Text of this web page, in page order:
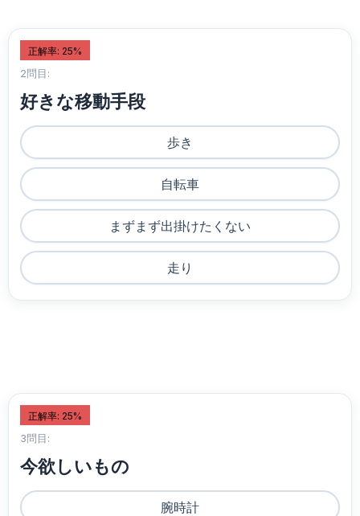
正解率: 25%
2問目:
好きな移動手段
歩き
自転車
まずまず出掛けたくない
走り
正解率: 25%
3問目:
今欲しいもの
腕時計